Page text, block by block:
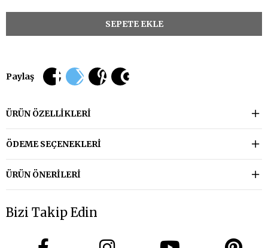
Paylaş
ÜRÜN ÖZELLIKLERI
ÖDEME SEÇENEKLERI
ÜRÜN ÖNERILERI
Bizi Takip Edin